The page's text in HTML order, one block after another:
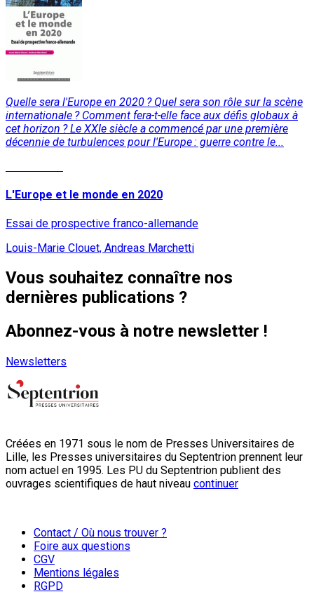
Quelle sera l'Europe en 2020 ? Quel sera son rôle sur la scène
internationale ? Comment fera-t-elle face aux défis globaux à
cet horizon ? Le XXIe siècle a commencé par une première
décennie de turbulences pour l'Europe : guerre contre le...
L'Europe et le monde en 2020
Essai de prospective franco-allemande
Louis-Marie Clouet, Andreas Marchetti
Vous souhaitez connaître nos
dernières publications ?
Abonnez-vous à notre newsletter !
Newsletters
Créées en 1971 sous le nom de Presses Universitaires de
Lille, les Presses universitaires du Septentrion prennent leur
nom actuel en 1995. Les PU du Septentrion publient des
ouvrages scientifiques de haut niveau continuer
Contact / Où nous trouver ?
Foire aux questions
CGV
Mentions légales
RGPD